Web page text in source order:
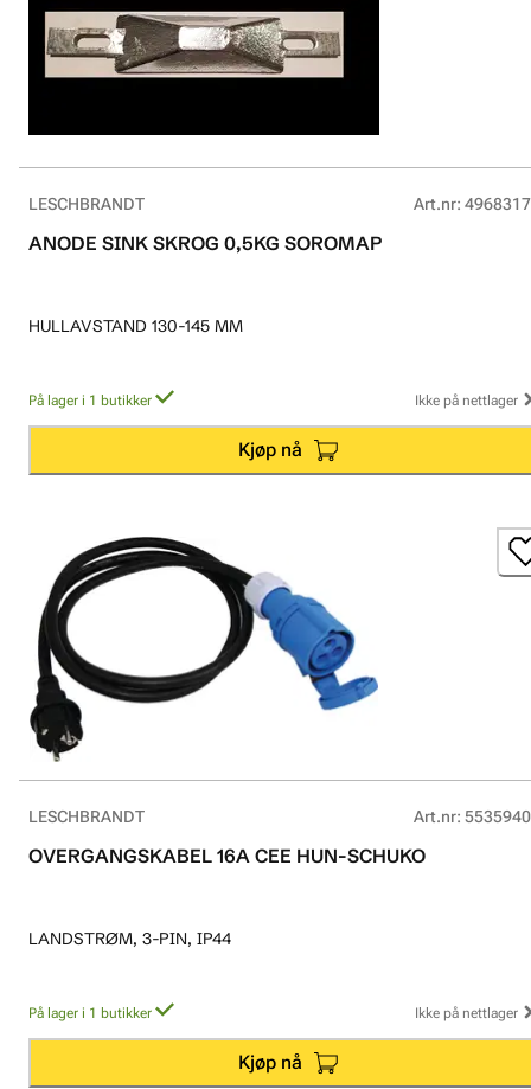
LESCHBRANDT Art.nr:
ANODE SINK SKROG 0,5KG SOROMAP
HULLAVSTAND 130-145 MM
På lager i 1 butikker Ikke på nettlager
Kjøp nå
LESCHBRANDT Art.nr:
OVERGANGSKABEL 16A CEE HUN-SCHUKO
LANDSTRØM, 3-PIN, IP44
På lager i 1 butikker Ikke på nettlager
Kjøp nå